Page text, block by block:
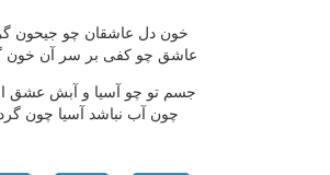
خون دل عاشقان چو جیحون
عاشق چو کفی بر سر آن خون
جسم تو چو آسیا و آبش عشق
چون آب نباشد آسیا چون